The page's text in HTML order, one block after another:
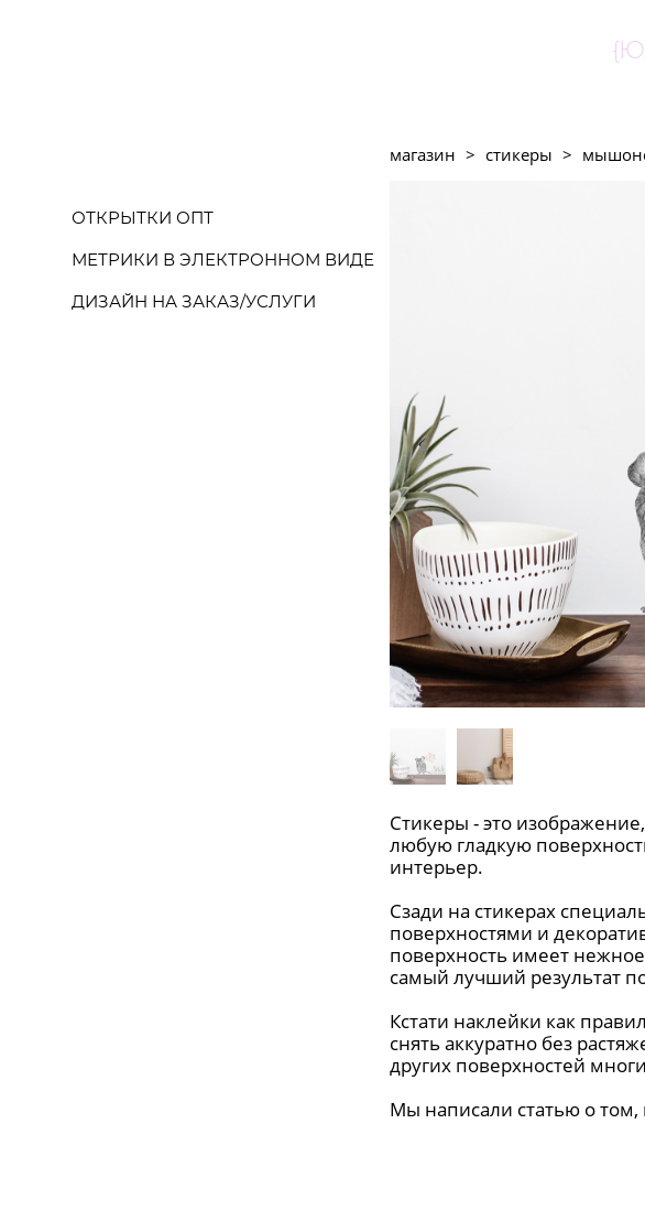
ОТКРЫТКИ ОПТ
МЕТРИКИ В ЭЛЕКТРОННОМ ВИДЕ
ДИЗАЙН НА ЗАКАЗ/УСЛУГИ
магазин > стикеры >
Стикеры - это
любую гладкую
интерьер.
Сзади на стикерах
поверхностями и
поверхность имеет
самый лучший результат
Кстати наклейки как
снять аккуратно без
других поверхностей
Мы написали статью о том,